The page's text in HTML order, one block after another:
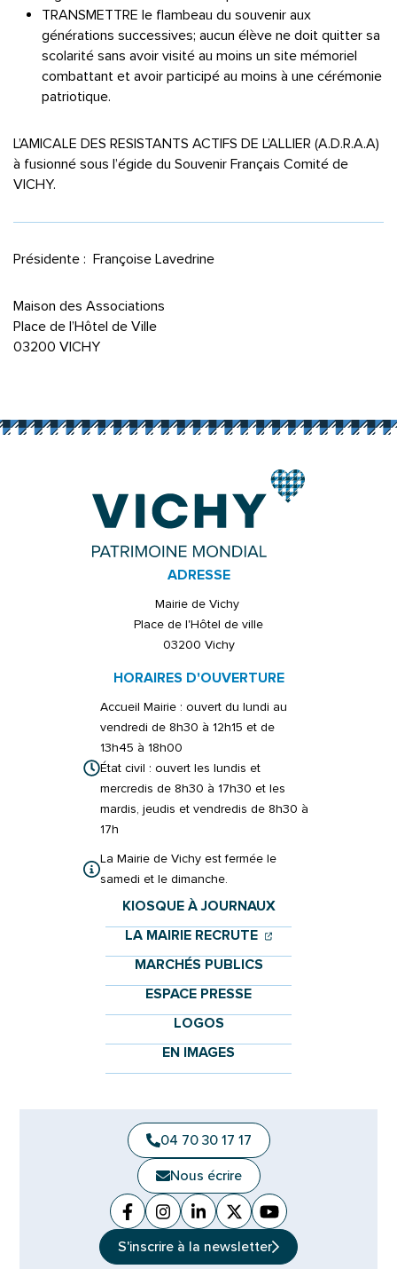
TRANSMETTRE le flambeau du souvenir aux
générations successives; aucun élève ne doit quitter sa
scolarité sans avoir visité au moins un site mémoriel
combattant et avoir participé au moins à une cérémonie
patriotique.
L’AMICALE DES RESISTANTS ACTIFS DE L’ALLIER (A.D.R.A.A)
à fusionné sous l’égide du Souvenir Français Comité de
VICHY.
Présidente : Françoise Lavedrine
Maison des Associations
Place de l’Hôtel de Ville
03200 VICHY
ADRESSE
Mairie de Vichy
Place de l'Hôtel de ville
03200 Vichy
HORAIRES D'OUVERTURE
Accueil Mairie : ouvert du lundi au
vendredi de 8h30 à 12h15 et de
13h45 à 18h00
État civil : ouvert les lundis et
mercredis de 8h30 à 17h30 et les
mardis, jeudis et vendredis de 8h30 à
17h
La Mairie de Vichy est fermée le
samedi et le dimanche.
KIOSQUE À JOURNAUX
LA MAIRIE RECRUTE (OUVERTURE
(OUVERTURE
MARCHÉS PUBLICS
ESPACE PRESSE
LOGOS
EN IMAGES
04 70 30 17 17
Nous écrire
Facebook
(ouverture dans un nouvel onglet)
Instagram
(ouverture dans un nouvel
Linkedin
(ouverture dans un nouvel
X (Twitter)
(ouverture dans un
YouTube
(ouverture dans
S'inscrire à la newsletter